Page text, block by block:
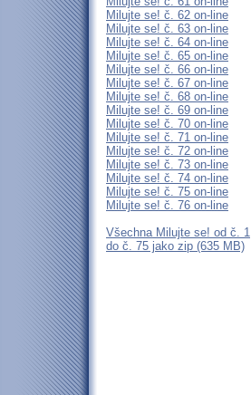
Milujte se! č. 62 on-line
Milujte se! č. 63 on-line
Milujte se! č. 64 on-line
Milujte se! č. 65 on-line
Milujte se! č. 66 on-line
Milujte se! č. 67 on-line
Milujte se! č. 68 on-line
Milujte se! č. 69 on-line
Milujte se! č. 70 on-line
Milujte se! č. 71 on-line
Milujte se! č. 72 on-line
Milujte se! č. 73 on-line
Milujte se! č. 74 on-line
Milujte se! č. 75 on-line
Milujte se! č. 76 on-line
Všechna Milujte se! od č. 1
do č. 75 jako zip (635 MB)